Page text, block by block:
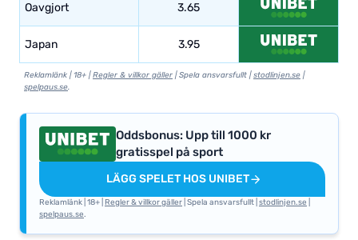
Oavgjort 3.65
Japan 3.95
Reklamlänk | 18+ |Regler & villkor gäller | Spela ansvarsfullt |stodlinjen.se |
spelpaus.se.
Oddsbonus: Upp till 1000 kr
gratisspel på sport
LÄGG SPELET HOS UNIBET
Reklamlänk | 18+ | Regler & villkor gäller | Spela ansvarsfullt | stodlinjen.se
spelpaus.se.